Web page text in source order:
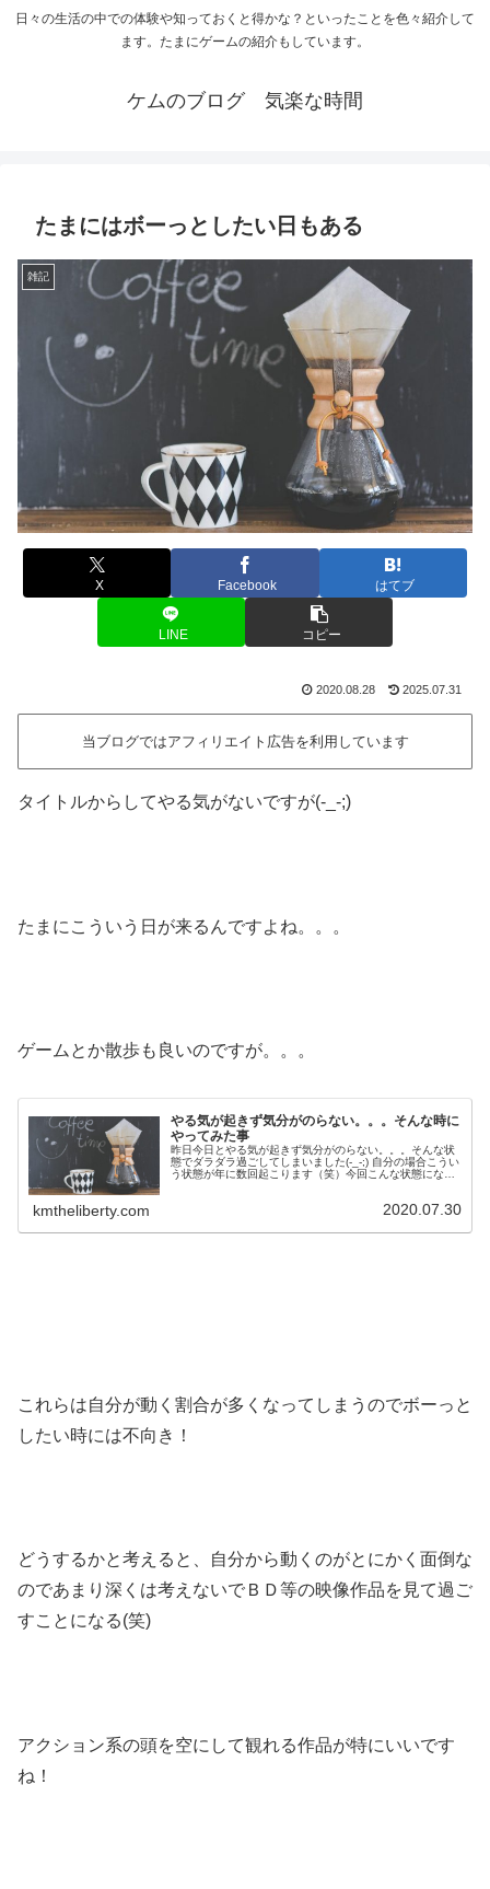
日々の生活の中での体験や知っておくと得かな？といったことを色々紹介して
ます。たまにゲームの紹介もしています。
ケムのブログ 気楽な時間
たまにはボーっとしたい日もある
雑記
X Facebook はてブ
LINE コピー
2020.08.28 2025.07.31
当ブログではアフィリエイト広告を利用しています
タイトルからしてやる気がないですが(-_-;)
たまにこういう日が来るんですよね。。。
ゲームとか散歩も良いのですが。。。
やる気が起きず気分がのらない。。。そんな時に
やってみた事
昨日今日とやる気が起きず気分がのらない。。。そんな状
態でダラダラ過ごしてしまいました(-_-;) 自分の場合こうい
う状態が年に数回起こります（笑）今回こんな状態にな
kmtheliberty.com 2020.07.30
これらは自分が動く割合が多くなってしまうのでボーっと
したい時には不向き！
どうするかと考えると、自分から動くのがとにかく面倒な
のであまり深くは考えないでＢＤ等の映像作品を見て過ご
すことになる(笑)
アクション系の頭を空にして観れる作品が特にいいです
ね！